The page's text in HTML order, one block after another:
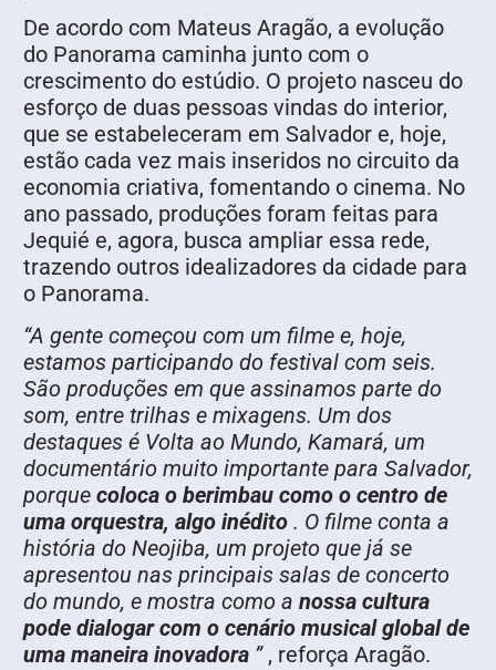
De acordo com Mateus Aragão, a evolução
do Panorama caminha junto com o
crescimento do estúdio. O projeto nasceu do
esforço de duas pessoas vindas do interior,
que se estabeleceram em Salvador e, hoje,
estão cada vez mais inseridos no circuito da
economia criativa, fomentando o cinema. No
ano passado, produções foram feitas para
Jequié e, agora, busca ampliar essa rede,
trazendo outros idealizadores da cidade para
o Panorama.
“A gente começou com um filme e, hoje,
estamos participando do festival com seis.
São produções em que assinamos parte do
som, entre trilhas e mixagens. Um dos
destaques é Volta ao Mundo, Kamará, um
documentário muito importante para Salvador,
porque coloca o berimbau como o centro de
uma orquestra, algo inédito . O filme conta a
história do Neojiba, um projeto que já se
apresentou nas principais salas de concerto
do mundo, e mostra como a nossa cultura
pode dialogar com o cenário musical global de
uma maneira inovadora ”, reforça Aragão.